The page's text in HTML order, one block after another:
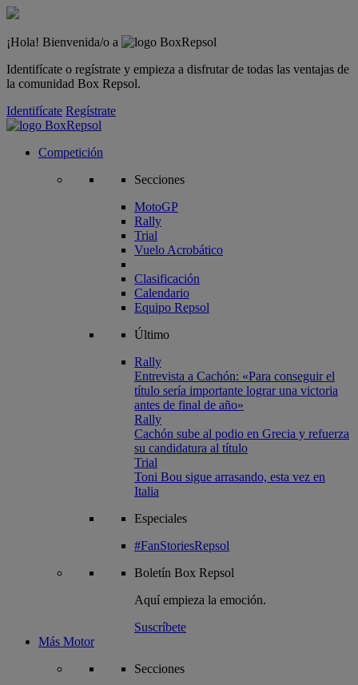
¡Hola! Bienvenida/o a
Identifícate o regístrate y empieza a disfrutar de todas las ventajas de
la comunidad Box Repsol.
Identifícate Regístrate
Competición
Secciones
MotoGP
Rally
Trial
Vuelo Acrobático
Clasificación
Calendario
Equipo Repsol
Último
Rally
Entrevista a Cachón: «Para conseguir el
título sería importante lograr una victoria
antes de final de año»
Rally
Cachón sube al podio en Grecia y refuerza
su candidatura al título
Trial
Toni Bou sigue arrasando, esta vez en
Italia
Especiales
#FanStoriesRepsol
Boletín Box Repsol
Aquí empieza la emoción.
Suscríbete
Más Motor
Secciones